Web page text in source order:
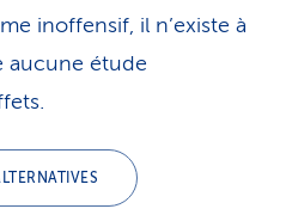
inoffensif, il n’existe à
aucune étude